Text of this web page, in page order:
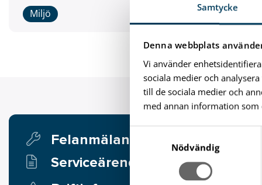
Samtycke
Denna webbplats
Vi använder
sociala medier och
till de sociala medier och
med annan information
m
Nödvändig
Miljö
Felanmälan
Serviceärende